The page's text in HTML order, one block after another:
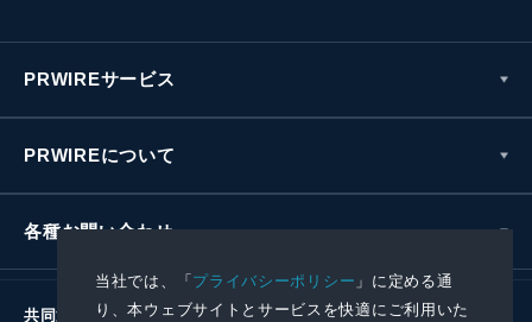
当社では、「プライバシーポリシー 」に定める通
り、本ウェブサイトとサービスを快適にご利用いた
PRWIREサービス
PRWIREについて
各種お問い合わせ
共同通信社グループ